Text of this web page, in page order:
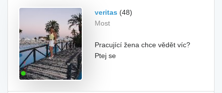
veritas (48)
Most
Pracující žena chce vědět víc?
Ptej se